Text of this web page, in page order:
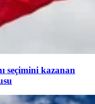
seçimini kazanan